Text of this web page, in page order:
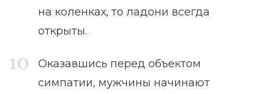
на коленках, то ладони всегда
открыты.
Оказавшись перед объектом
симпатии, мужчины начинают